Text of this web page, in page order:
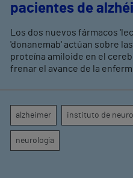
pacientes de
en fase leve con
antiamiloide
Los dos nuevos fármacos
'donanemab' actúan sobre
proteína amiloide en el
frenar el avance de la
para el exhaustivo
de cada paciente
alzheimer instituto de
neurología